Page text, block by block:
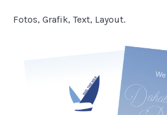
Fotos, Grafik, Text, Layout.